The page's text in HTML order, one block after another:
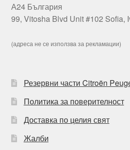
А24 България
99, Vitosha Blvd Unit #102 Sofia,
(адреса не се използва за рекламации)
Резервни части Citroën
Политика за поверителност
Доставка по целия свят
Жалби